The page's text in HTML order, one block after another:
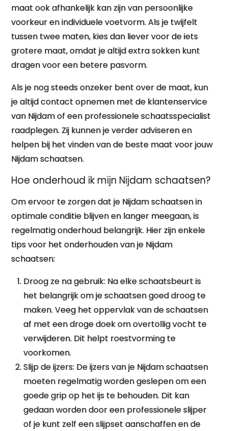
maat ook afhankelijk kan zijn van persoonlijke
voorkeur en individuele voetvorm. Als je twijfelt
tussen twee maten, kies dan liever voor de iets
grotere maat, omdat je altijd extra sokken kunt
dragen voor een betere pasvorm.
Als je nog steeds onzeker bent over de maat, kun
je altijd contact opnemen met de klantenservice
van Nijdam of een professionele schaatsspecialist
raadplegen. Zij kunnen je verder adviseren en
helpen bij het vinden van de beste maat voor jouw
Nijdam schaatsen.
Hoe onderhoud ik mijn Nijdam schaatsen?
Om ervoor te zorgen dat je Nijdam schaatsen in
optimale conditie blijven en langer meegaan, is
regelmatig onderhoud belangrijk. Hier zijn enkele
tips voor het onderhouden van je Nijdam
schaatsen:
Droog ze na gebruik: Na elke schaatsbeurt is
het belangrijk om je schaatsen goed droog te
maken. Veeg het oppervlak van de schaatsen
af met een droge doek om overtollig vocht te
verwijderen. Dit helpt roestvorming te
voorkomen.
Slijp de ijzers: De ijzers van je Nijdam schaatsen
moeten regelmatig worden geslepen om een
goede grip op het ijs te behouden. Dit kan
gedaan worden door een professionele slijper
of je kunt zelf een slijpset aanschaffen en de